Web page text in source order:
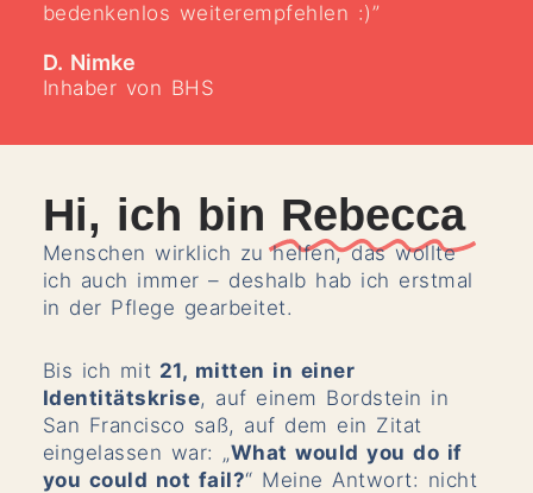
bedenkenlos weiterempfehlen :)”
D. Nimke
Inhaber von BHS
Hi, ich bin Rebecca
Menschen wirklich zu helfen, das wollte
ich auch immer – deshalb hab ich erstmal
in der Pflege gearbeitet.
Bis ich mit 21, mitten in einer
Identitätskrise, auf einem Bordstein in
San Francisco saß, auf dem ein Zitat
eingelassen war: „What would you do if
you could not fail?“ Meine Antwort: nicht